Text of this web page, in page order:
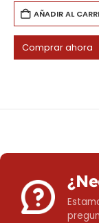
AÑADIR AL
Comprar ahora